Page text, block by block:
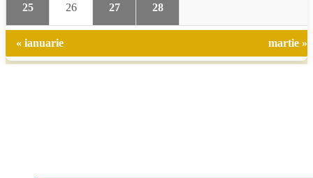
25 26 27 28
« ianuarie martie »